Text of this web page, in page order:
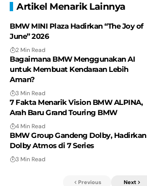
Artikel Menarik Lainnya
BMW MINI Plaza Hadirkan “The Joy of
June” 2026
2 Min Read
Bagaimana BMW Menggunakan AI
untuk Membuat Kendaraan Lebih
Aman?
3 Min Read
7 Fakta Menarik Vision BMW ALPINA,
Arah Baru Grand Touring BMW
4 Min Read
BMW Group Gandeng Dolby, Hadirkan
Dolby Atmos di 7 Series
3 Min Read
Previous Next